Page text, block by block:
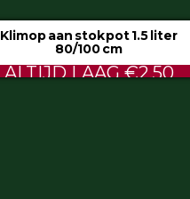
Klimop aan stok pot 1.5 liter
80/100 cm
ALTIJD LAAG €2.50